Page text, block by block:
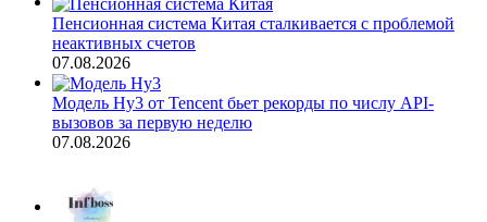
Пенсионная система Китая сталкивается с проблемой
неактивных счетов
07.08.2026
Модель Hy3 от Tencent бьет рекорды по числу API-
вызовов за первую неделю
07.08.2026